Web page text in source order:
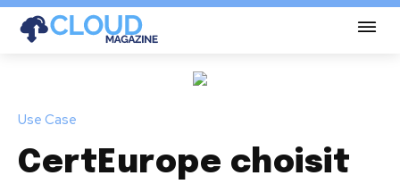
Use Case
CertEurope choisit